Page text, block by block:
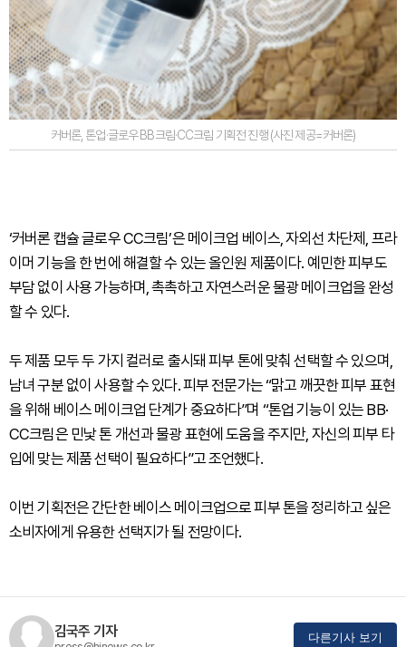
커버론, 톤업·글로우 BB크림·CC크림 기획전 진행 (사진 제공=커버론)
‘커버론 캡슐 글로우 CC크림’은 메이크업 베이스, 자외선 차단제, 프라
이머 기능을 한 번에 해결할 수 있는 올인원 제품이다. 예민한 피부도
부담 없이 사용 가능하며, 촉촉하고 자연스러운 물광 메이크업을 완성
할 수 있다.
두 제품 모두 두 가지 컬러로 출시돼 피부 톤에 맞춰 선택할 수 있으며,
남녀 구분 없이 사용할 수 있다. 피부 전문가는 “맑고 깨끗한 피부 표현
을 위해 베이스 메이크업 단계가 중요하다”며 “톤업 기능이 있는 BB·
CC크림은 민낯 톤 개선과 물광 표현에 도움을 주지만, 자신의 피부 타
입에 맞는 제품 선택이 필요하다”고 조언했다.
이번 기획전은 간단한 베이스 메이크업으로 피부 톤을 정리하고 싶은
소비자에게 유용한 선택지가 될 전망이다.
김국주 기자 다른기사 보기